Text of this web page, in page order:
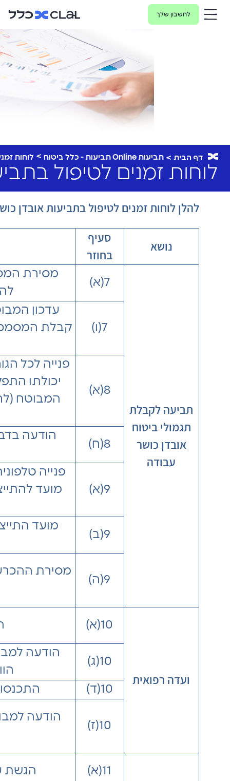
לחשבון שלך
דף הבית תביעות Online תביעות - כלל ביטוח לוחות
לוחות זמנים לטיפול
להלן לוחות זמנים לטיפול בתביעות אובדן
נושא
סעיף
בחוזר
תביעה לקבלת
תגמולי ביטוח
אובדן כושר
עבודה
7(א)
מסירת
7(ו)
עדכון
קבלת
8(א)
פנייה לכל
יכולתו
המבוטח
8(ח)
הודעה
9(א)
פנייה
מועד
9(ב)
מועד
9(ה)
מסירת
ועדה רפואית
10(א)
10(ג)
הודעה
10(ד)
10(ז)
הודעה
11(א) הגשת